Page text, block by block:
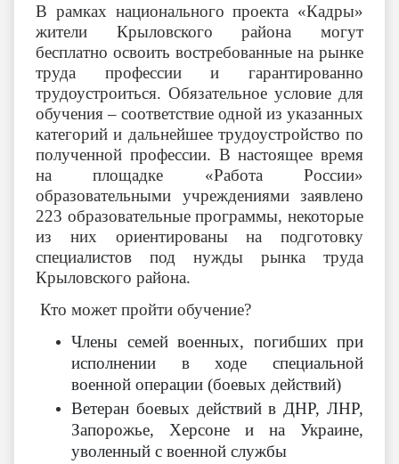
В рамках национального проекта «Кадры»
жители Крыловского района могут
бесплатно освоить востребованные на рынке
труда профессии и гарантированно
трудоустроиться. Обязательное условие для
обучения – соответствие одной из указанных
категорий и дальнейшее трудоустройство по
полученной профессии. В настоящее время
на площадке «Работа России»
образовательными учреждениями заявлено
223 образовательные программы, некоторые
из них ориентированы на подготовку
специалистов под нужды рынка труда
Крыловского района.
Кто может пройти обучение?
Члены семей военных, погибших при
исполнении в ходе специальной
военной операции (боевых действий)
Ветеран боевых действий в ДНР, ЛНР,
Запорожье, Херсоне и на Украине,
уволенный с военной службы